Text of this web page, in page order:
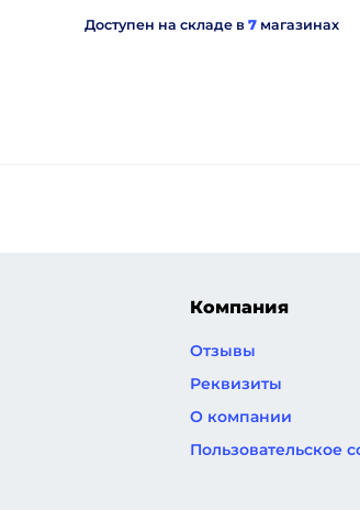
Доступен на складе в 7 магазинах
Компания
Отзывы
Реквизиты
О компании
Пользовательское